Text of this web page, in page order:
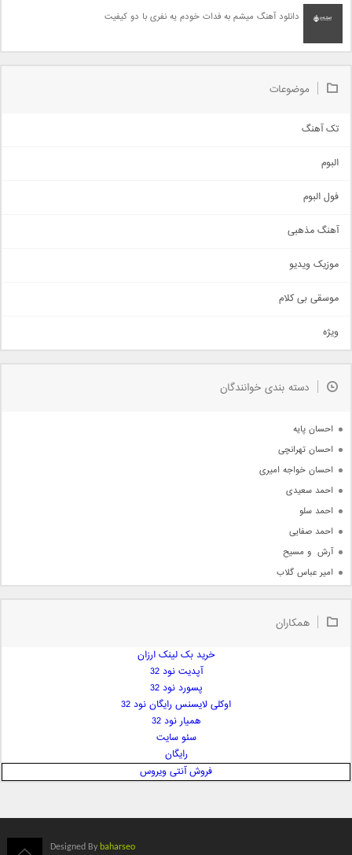
دانلود آهنگ میشم به فدات خودم یه نفری با دو کیفیت
موضوعات
تک آهنگ
اجتماعی
حماسی
سنتی
اهنگ بندرعباسی
دمو
مذهبی
جدیدترین ها
البوم
فول البوم
آهنگ مذهبی
موزیک ویدیو
موسقی بی کلام
ویژه
دسته بندی خوانندگان
احسان پایه
احسان تهرانچی
احسان خواجه امیری
احمد سعیدی
احمد سلو
احمد صفایی
آرش  و مسیح
امیر عباس گلاب
امیر علی
ایمان غلامی
بابک جهانبخش
همکاران
خرید بک لینک ارزان
آپدیت نود 32
پسورد نود 32
اوکلی لایسنس رایگان نود 32
همیار نود 32
سئو سایت
رایگان
فروش آنتی ویروس
Designed By baharseo